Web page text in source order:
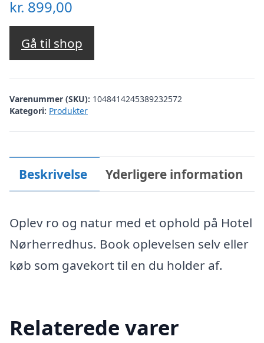
kr. 899,00
Gå til shop
Varenummer (SKU): 1048414245389232572
Kategori: Produkter
Beskrivelse Yderligere information
Oplev ro og natur med et ophold på Hotel
Nørherredhus. Book oplevelsen selv eller
køb som gavekort til en du holder af.
Relaterede varer